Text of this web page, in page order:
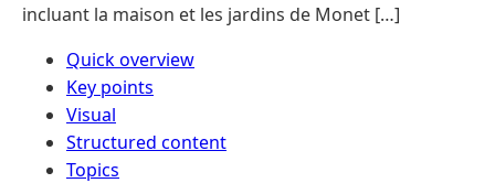
incluant la maison et les jardins de Monet […]
Quick overview
Key points
Visual
Structured content
Topics